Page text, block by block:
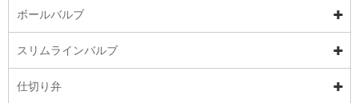
ボールバルブ
スリムラインバルブ
仕切り弁